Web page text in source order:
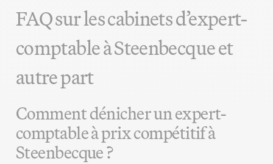
FAQ sur les cabinets d’expert-
comptable à Steenbecque et
autre part
Comment dénicher un expert-
comptable à prix compétitif à
Steenbecque ?